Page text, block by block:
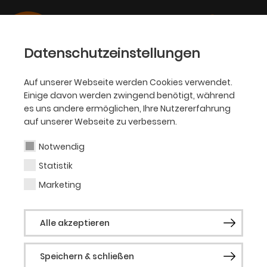
Datenschutzeinstellungen
Auf unserer Webseite werden Cookies verwendet.
Einige davon werden zwingend benötigt, während
es uns andere ermöglichen, Ihre Nutzererfahrung
auf unserer Webseite zu verbessern.
Notwendig
Statistik
Marketing
Alle akzeptieren
Speichern & schließen
THEATERVERMITTLUNG
Digitale Angebote
Click & See
Eine virtuelle Führung durch das Theater
Wer keine Möglichkeit hat unsere Führungen
vor Ort zu besuchen, kann auf digitalem Weg
mit uns einen Blick hinter die Kulissen des
Theaters werfen: Sie erhalten Informationen zu